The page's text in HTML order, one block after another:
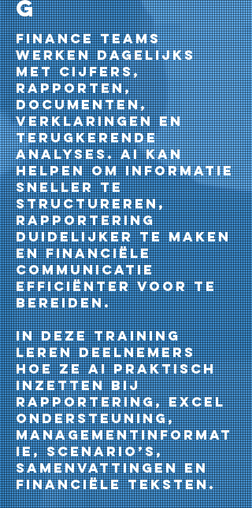
g
Finance teams
werken dagelijks
met cijfers,
rapporten,
documenten,
verklaringen en
terugkerende
analyses. AI kan
helpen om informatie
sneller te
structureren,
rapportering
duidelijker te maken
en financiële
communicatie
efficiënter voor te
bereiden.
In deze training
leren deelnemers
hoe ze AI praktisch
inzetten bij
rapportering, Excel
ondersteuning,
managementinformat
ie, scenario’s,
samenvattingen en
financiële teksten.